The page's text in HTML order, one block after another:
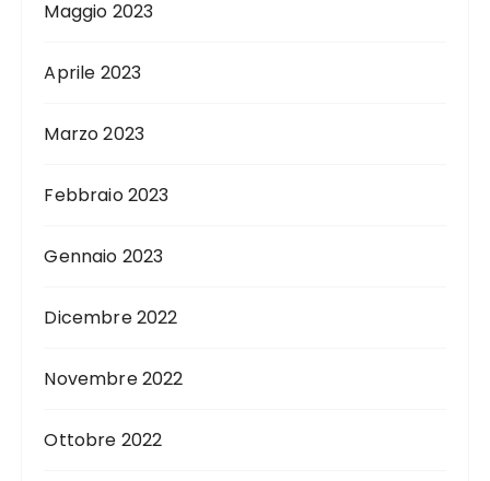
Maggio 2023
Aprile 2023
Marzo 2023
Febbraio 2023
Gennaio 2023
Dicembre 2022
Novembre 2022
Ottobre 2022